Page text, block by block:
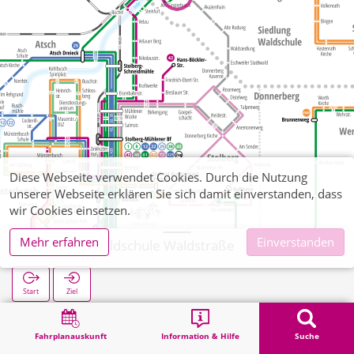
Fahrplanauskunft Information & Hilfe Suche
Siedlung Waldschule Waldstraße
Start Ziel
Siedlung Waldschule Waldstraße
Diese Webseite verwendet Cookies. Durch die Nutzung
unserer Webseite erklären Sie sich damit einverstanden, dass
wir Cookies einsetzen.
Mehr erfahren
Einverstanden